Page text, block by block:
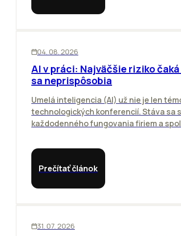
04. 08. 2026
AI v práci: Najväčšie riziko
sa neprispôsobia
Umelá inteligencia (AI) už nie je len
technologických konferencií. Stáva sa
každodenného fungovania firiem a
Prečítať článok
31. 07. 2026